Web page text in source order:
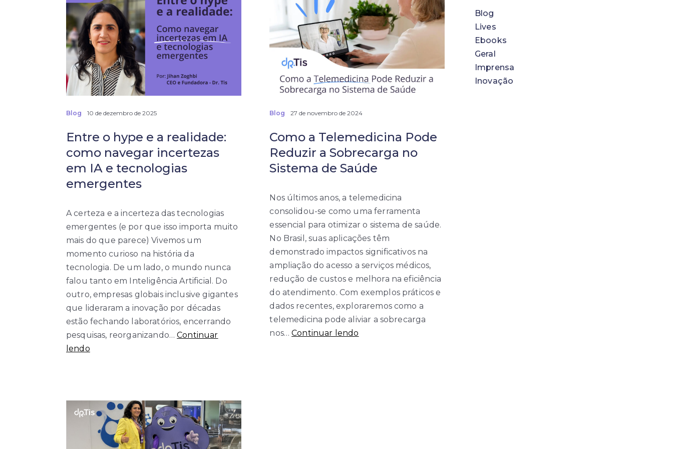
Blog 10 de dezembro de 2025
Entre o hype e a realidade:
como navegar incertezas
em IA e tecnologias
emergentes
A certeza e a incerteza das tecnologias
emergentes (e por que isso importa muito
mais do que parece) Vivemos um
momento curioso na história da
tecnologia. De um lado, o mundo nunca
falou tanto em Inteligência Artificial. Do
outro, empresas globais inclusive gigantes
que lideraram a inovação por décadas
estão fechando laboratórios, encerrando
pesquisas, reorganizando…Continuar
lendoEntre
a
realidade:
como
navegar
Blog 27 de novembro de 2024
Como a Telemedicina Pode
Reduzir a Sobrecarga no
Sistema de Saúde
Nos últimos anos, a telemedicina
consolidou-se como uma ferramenta
essencial para otimizar o sistema de saúde.
No Brasil, suas aplicações têm
demonstrado impactos significativos na
ampliação do acesso a serviços médicos,
redução de custos e melhora na eficiência
do atendimento. Com exemplos práticos e
dados recentes, exploraremos como a
telemedicina pode aliviar a sobrecarga
nos…Continuar lendo
Blog
Lives
Ebooks
Geral
Imprensa
Inovação